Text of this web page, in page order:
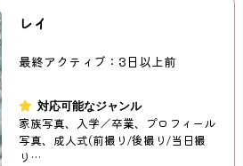
レイ
最終アクティブ：3日以上前
対応可能なジャンル
家族写真、入学／卒業、プロフィール
写真、成人式(前撮り/後撮り/当日撮
り…